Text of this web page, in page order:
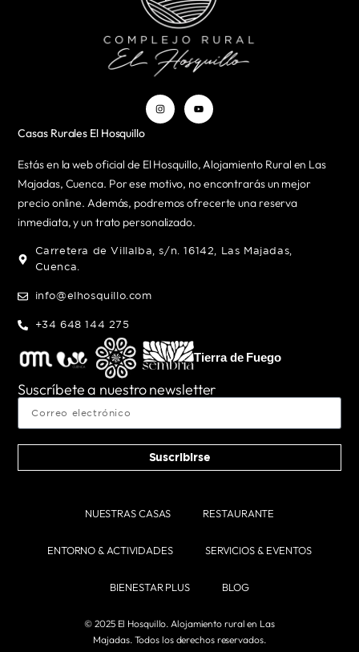
Casas Rurales El Hosquillo
Estás en la web oficial de El Hosquillo, Alojamiento Rural en Las
Majadas, Cuenca. Por ese motivo, no encontrarás un mejor
precio online. Además, podremos ofrecerte una reserva
inmediata, y un trato personalizado.
Carretera de Villalba, s/n. 16142, Las Majadas,
Cuenca.
info@elhosquillo.com
+34 648 144 275
Tierra de Fuego
Suscríbete a nuestro newsletter
Suscribirse
NUESTRAS CASAS RESTAURANTE
ENTORNO & ACTIVIDADES SERVICIOS & EVENTOS
BIENESTAR PLUS BLOG
© 2025 El Hosquillo. Alojamiento rural en Las
Majadas. Todos los derechos reservados.